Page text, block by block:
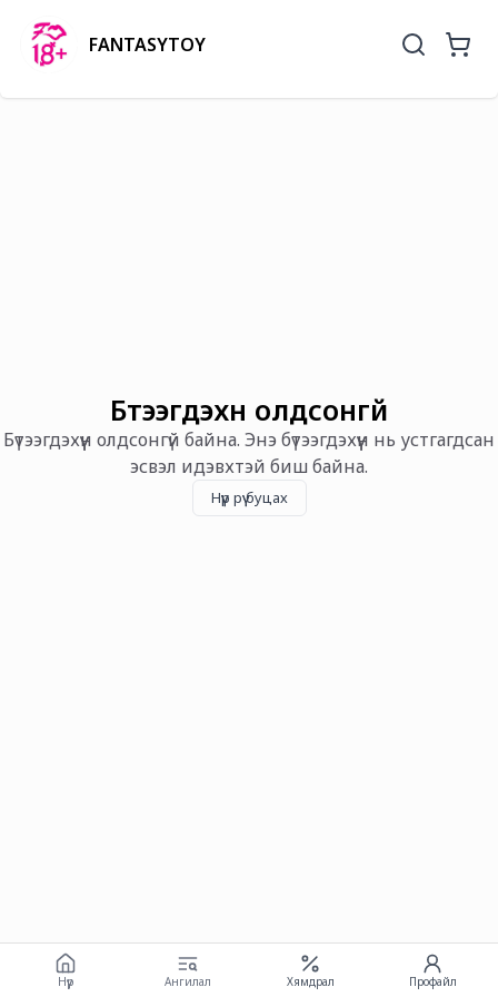
FANTASYTOY
Бүтээгдэхүүн олдсонгүй
Бүтээгдэхүүн олдсонгүй байна. Энэ бүтээгдэхүүн нь устгагдсан
эсвэл идэвхтэй биш байна.
Нүүр рүү буцах
Нүүр Ангилал Хямдрал Профайл